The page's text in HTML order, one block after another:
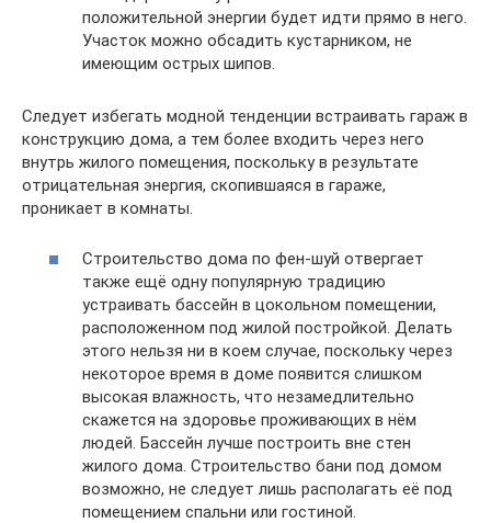
положительной энергии будет идти прямо в него.
Участок можно обсадить кустарником, не
имеющим острых шипов.
Следует избегать модной тенденции встраивать гараж в
конструкцию дома, а тем более входить через него
внутрь жилого помещения, поскольку в результате
отрицательная энергия, скопившаяся в гараже,
проникает в комнаты.
Строительство дома по фен-шуй отвергает
также ещё одну популярную традицию
устраивать бассейн в цокольном помещении,
расположенном под жилой постройкой. Делать
этого нельзя ни в коем случае, поскольку через
некоторое время в доме появится слишком
высокая влажность, что незамедлительно
скажется на здоровье проживающих в нём
людей. Бассейн лучше построить вне стен
жилого дома. Строительство бани под домом
возможно, не следует лишь располагать её под
помещением спальни или гостиной.